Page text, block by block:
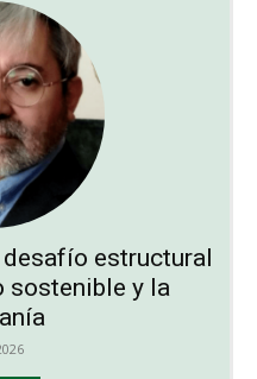
estructural
sostenible y la